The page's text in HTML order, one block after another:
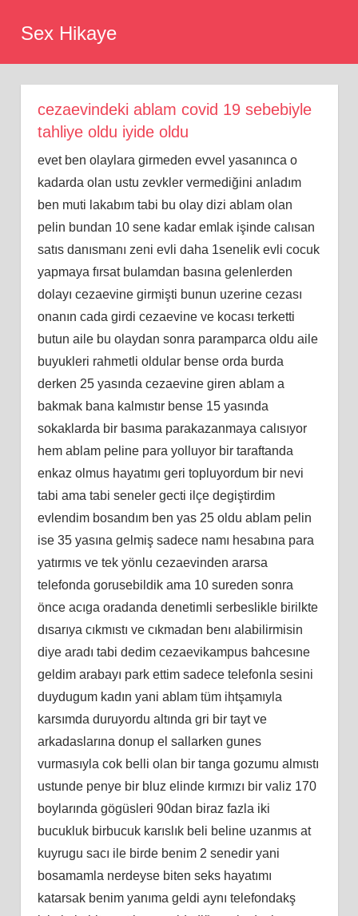
Sex Hikaye
cezaevindeki ablam covid 19 sebebiyle
tahliye oldu iyide oldu
evet ben olaylara girmeden evvel yasanınca o
kadarda olan ustu zevkler vermediğini anladım
ben muti lakabım tabi bu olay dizi ablam olan
pelin bundan 10 sene kadar emlak işinde calısan
satıs danısmanı zeni evli daha 1senelik evli cocuk
yapmaya fırsat bulamdan basına gelenlerden
dolayı cezaevine girmişti bunun uzerine cezası
onanın cada girdi cezaevine ve kocası terketti
butun aile bu olaydan sonra paramparca oldu aile
buyukleri rahmetli oldular bense orda burda
derken 25 yasında cezaevine giren ablam a
bakmak bana kalmıstır bense 15 yasında
sokaklarda bir basıma parakazanmaya calısıyor
hem ablam peline para yolluyor bir taraftanda
enkaz olmus hayatımı geri topluyordum bir nevi
tabi ama tabi seneler gecti ilçe degiştirdim
evlendim bosandım ben yas 25 oldu ablam pelin
ise 35 yasına gelmiş sadece namı hesabına para
yatırmıs ve tek yönlu cezaevinden ararsa
telefonda gorusebildik ama 10 sureden sonra
önce acıga oradanda denetimli serbeslikle birilkte
dısarıya cıkmıstı ve cıkmadan benı alabilirmisin
diye aradı tabi dedim cezaevikampus bahcesıne
geldim arabayı park ettim sadece telefonla sesini
duydugum kadın yani ablam tüm ihtşamıyla
karsımda duruyordu altında gri bir tayt ve
arkadaslarına donup el sallarken gunes
vurmasıyla cok belli olan bir tanga gozumu almıstı
ustunde penye bir bluz elinde kırmızı bir valiz 170
boylarında gögüsleri 90dan biraz fazla iki
bucukluk birbucuk karıslık beli beline uzanmıs at
kuyrugu sacı ile birde benim 2 senedir yani
bosamamla nerdeyse biten seks hayatımı
katarsak benim yanıma geldi aynı telefondakş